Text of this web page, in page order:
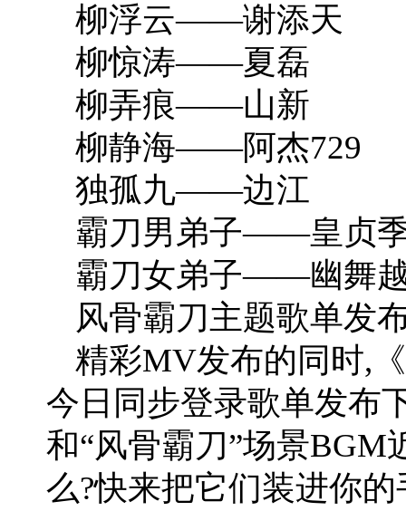
柳浮云——谢添天
柳惊涛——夏磊
柳弄痕——山新
柳静海——阿杰729
独孤九——边江
霸刀男弟子——皇贞
霸刀女弟子——幽舞
风骨霸刀主题歌单发
精彩MV发布的同时,
今日同步登录歌单发布
和“风骨霸刀”场景
么?快来把它们装进你